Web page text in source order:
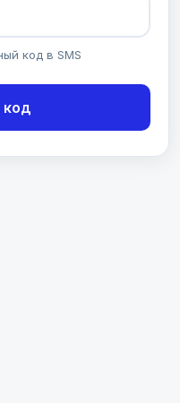
код в SMS
код